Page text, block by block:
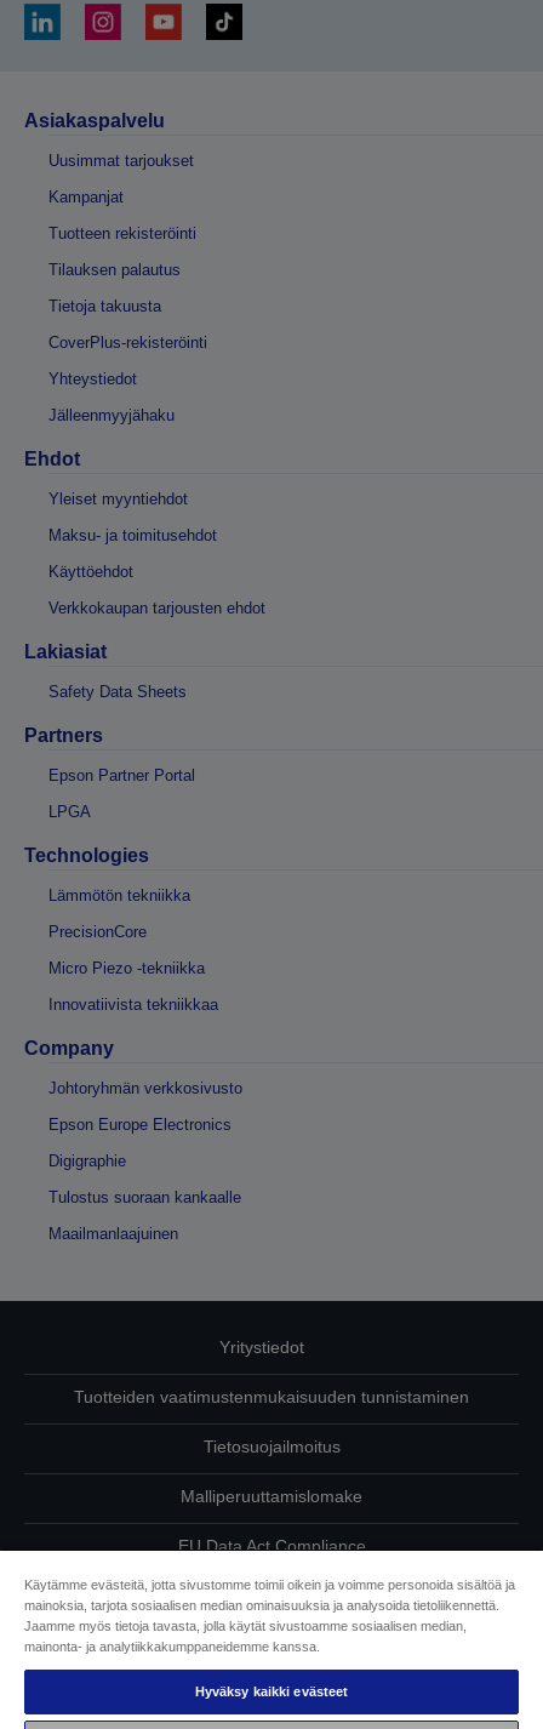
Asiakaspalvelu
Uusimmat tarjoukset
Kampanjat
Tuotteen rekisteröinti
Tilauksen palautus
Tietoja takuusta
CoverPlus-rekisteröinti
Yhteystiedot
Jälleenmyyjähaku
Ehdot
Yleiset myyntiehdot
Maksu- ja toimitusehdot
Käyttöehdot
Verkkokaupan tarjousten ehdot
Lakiasiat
Safety Data Sheets
Partners
Epson Partner Portal
LPGA
Technologies
Lämmötön tekniikka
PrecisionCore
Micro Piezo -tekniikka
Innovatiivista tekniikkaa
Company
Johtoryhmän verkkosivusto
Epson Europe Electronics
Digigraphie
Tulostus suoraan kankaalle
Maailmanlaajuinen
Yritystiedot
Tuotteiden vaatimustenmukaisuuden tunnistaminen
Tietosuojailmoitus
Malliperuuttamislomake
EU Data Act Compliance
Ota meihin yhteyttä omista tiedoistasi
Tietoa evästeistä
Epson on sitoutunut saavutettavuuteen
Käytämme evästeitä, jotta sivustomme toimii oikein ja voimme personoida sisältöä ja
mainoksia, tarjota sosiaalisen median ominaisuuksia ja analysoida tietoliikennettä.
Jaamme myös tietoja tavasta, jolla käytät sivustoamme sosiaalisen median,
mainonta- ja analytiikkakumppaneidemme kanssa.
Hyväksy kaikki evästeet